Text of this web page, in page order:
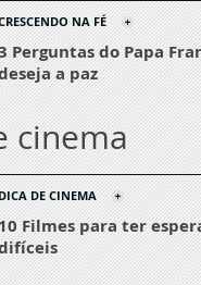
NA FÉ
Perguntas do Papa
a paz
cinema
DE CINEMA
Filmes para ter